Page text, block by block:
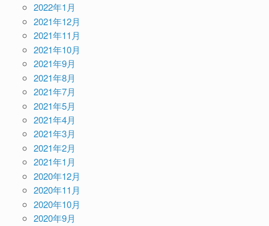
2022年1月
2021年12月
2021年11月
2021年10月
2021年9月
2021年8月
2021年7月
2021年5月
2021年4月
2021年3月
2021年2月
2021年1月
2020年12月
2020年11月
2020年10月
2020年9月